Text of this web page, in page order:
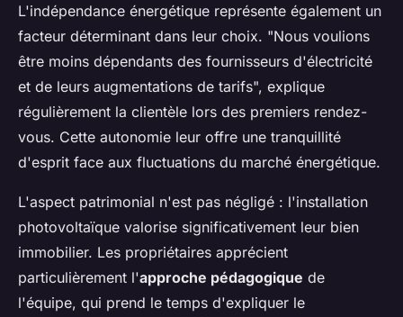
L'indépendance énergétique représente également un
facteur déterminant dans leur choix. "Nous voulions
être moins dépendants des fournisseurs d'électricité
et de leurs augmentations de tarifs", explique
régulièrement la clientèle lors des premiers rendez-
vous. Cette autonomie leur offre une tranquillité
d'esprit face aux fluctuations du marché énergétique.
L'aspect patrimonial n'est pas négligé : l'installation
photovoltaïque valorise significativement leur bien
immobilier. Les propriétaires apprécient
particulièrement l'approche pédagogique de
l'équipe, qui prend le temps d'expliquer le